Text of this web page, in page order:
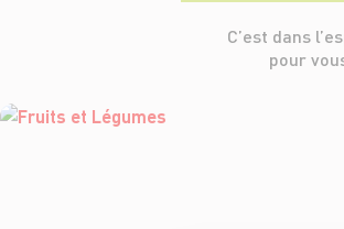
C’est dans
pour